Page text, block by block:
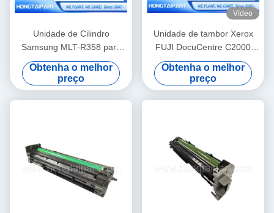
Unidade de Cilindro
Samsung MLT-R358 para
Impressoras MS370LX
M4370LX M5360RX
Obtenha o melhor
preço
Vídeo
Unidade de tambor Xerox
FUJI DocuCentre C2000
SC2020 CT351053 68,2K
Obtenha o melhor
preço